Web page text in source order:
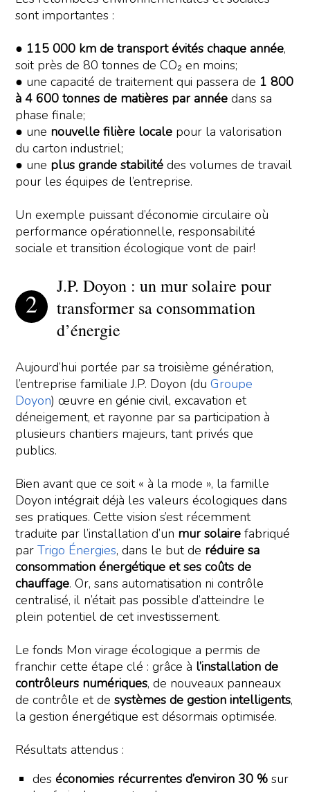
sont importantes :
● 115 000 km de transport évités chaque année,
soit près de 80 tonnes de CO₂ en moins;
● une capacité de traitement qui passera de 1 800
à 4 600 tonnes de matières par année dans sa
phase finale;
● une nouvelle filière locale pour la valorisation
du carton industriel;
● une plus grande stabilitédes volumes de travail
pour les équipes de l’entreprise.
Un exemple puissant d’économie circulaire où
performance opérationnelle, responsabilité
sociale et transition écologique vont de pair!
J.P. Doyon : un mur solaire pour
transformer sa consommation
d’énergie
Aujourd’hui portée par sa troisième génération,
l’entreprise familiale J.P. Doyon (duGroupe
Doyon) œuvre en génie civil, excavation et
déneigement, et rayonne par sa participation à
plusieurs chantiers majeurs, tant privés que
publics.
Bien avant que ce soit « à la mode », la famille
Doyon intégrait déjà les valeurs écologiques dans
ses pratiques. Cette vision s’est récemment
traduite par l’installation d’un mur solaire fabriqué
parTrigo Énergies, dans le but de réduire sa
consommation énergétique et ses coûts de
chauffage. Or, sans automatisation ni contrôle
centralisé, il n’était pas possible d’atteindre le
plein potentiel de cet investissement.
Le fonds Mon virage écologique a permis de
franchir cette étape clé : grâce à l’installation de
contrôleurs numériques, de nouveaux panneaux
de contrôle et desystèmes de gestion intelligents,
la gestion énergétique est désormais optimisée.
Résultats attendus :
deséconomies récurrentes d’environ 30 %sur